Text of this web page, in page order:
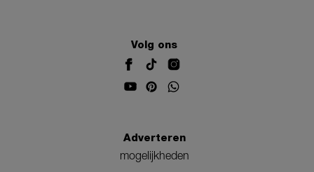
Volg ons
Adverteren
mogelijkheden